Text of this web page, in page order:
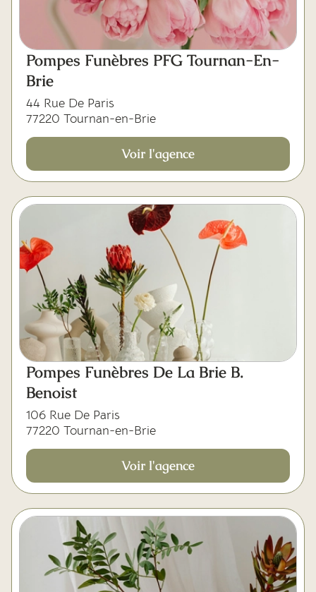
Pompes Funèbres PFG Tournan-En-
Brie
44 Rue De Paris
77220 Tournan-en-Brie
Voir l'agence
Pompes Funèbres De La Brie B.
Benoist
106 Rue De Paris
77220 Tournan-en-Brie
Voir l'agence